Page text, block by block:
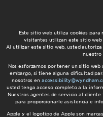
Este sitio web utiliza cookies
visitantes utilizan este sitio web
Al utilizar este sitio web, usted
nuestro
Nos esforzamos por tener un sitio web
embargo, si tiene alguna dificultad
nosotros en
usted tenga acceso completo a la
Nuestros agentes de servicio al
para proporcionarle asistencia e
Apple y el logotipo de Apple son